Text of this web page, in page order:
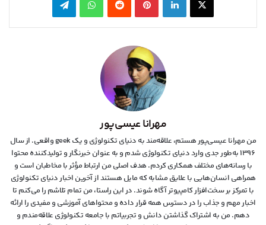
مهرانا عیسی‌پور
من مهرانا عیسی‌پور هستم، علاقه‌مند به دنیای تکنولوژی و یک geek واقعی. از سال
۱۳۹۶ به‌طور جدی وارد دنیای تکنولوژی شدم و به عنوان خبرنگار و تولیدکننده محتوا
با رسانه‌های مختلف همکاری کردم. هدف اصلی من ارتباط مؤثر با مخاطبان است و
همراهی انسان‌هایی با علایق مشابه که مایل هستند از آخرین اخبار دنیای تکنولوژی
با تمرکز بر سخت‌افزار کامپیوتر آگاه شوند. در این راستا، من تمام تلاشم را می‌کنم تا
اخبار مهم و جذاب را در دسترس همه قرار داده و محتواهای آموزشی و مفیدی را ارائه
دهم. من به اشتراک گذاشتن دانش و تجربیاتم با جامعه تکنولوژی علاقه‌مندم و